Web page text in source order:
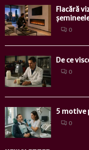
Flacără
0
De ce
0
5 motive
0